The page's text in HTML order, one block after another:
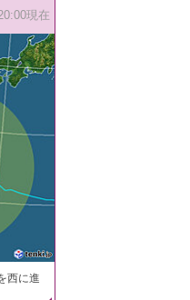
現在
西に進